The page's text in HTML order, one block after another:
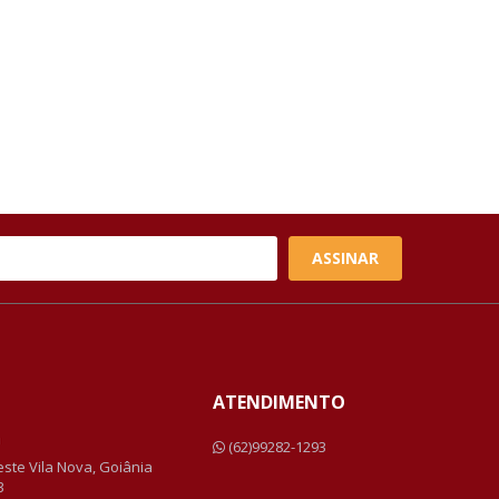
ASSINAR
Vila Nova, Goiânia
ATENDIMENTO
(62)99282-1293